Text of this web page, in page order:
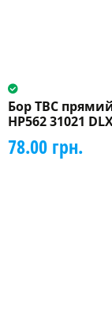
Бор ТВС
HP562 31021
78.00 грн.